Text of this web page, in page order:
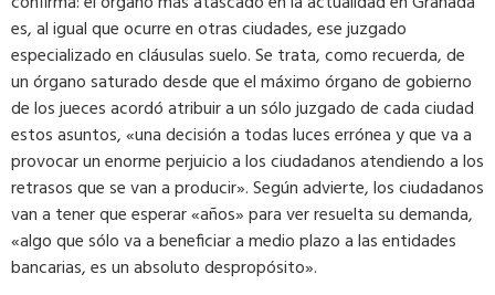
es, al igual que ocurre en otras ciudades, ese juzgado
especializado en cláusulas suelo. Se trata, como recuerda, de
un órgano saturado desde que el máximo órgano de gobierno
de los jueces acordó atribuir a un sólo juzgado de cada ciudad
estos asuntos, «una decisión a todas luces errónea y que va a
provocar un enorme perjuicio a los ciudadanos atendiendo a los
retrasos que se van a producir». Según advierte, los ciudadanos
van a tener que esperar «años» para ver resuelta su demanda,
«algo que sólo va a beneficiar a medio plazo a las entidades
bancarias, es un absoluto despropósito».